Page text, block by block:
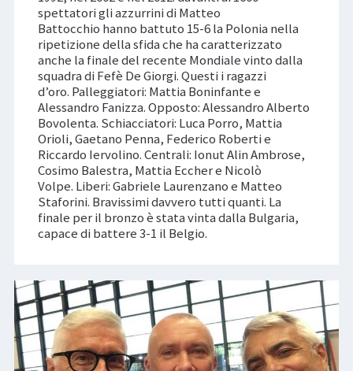
spettatori gli azzurrini di Matteo
Battocchio hanno battuto 15-6 la Polonia nella
ripetizione della sfida che ha caratterizzato
anche la finale del recente Mondiale vinto dalla
squadra di Fefè De Giorgi. Questi i ragazzi
d’oro. Palleggiatori: Mattia Boninfante e
Alessandro Fanizza. Opposto: Alessandro Alberto
Bovolenta. Schiacciatori: Luca Porro, Mattia
Orioli, Gaetano Penna, Federico Roberti e
Riccardo Iervolino. Centrali: Ionut Alin Ambrose,
Cosimo Balestra, Mattia Eccher e Nicolò
Volpe. Liberi: Gabriele Laurenzano e Matteo
Staforini. Bravissimi davvero tutti quanti. La
finale per il bronzo è stata vinta dalla Bulgaria,
capace di battere 3-1 il Belgio.